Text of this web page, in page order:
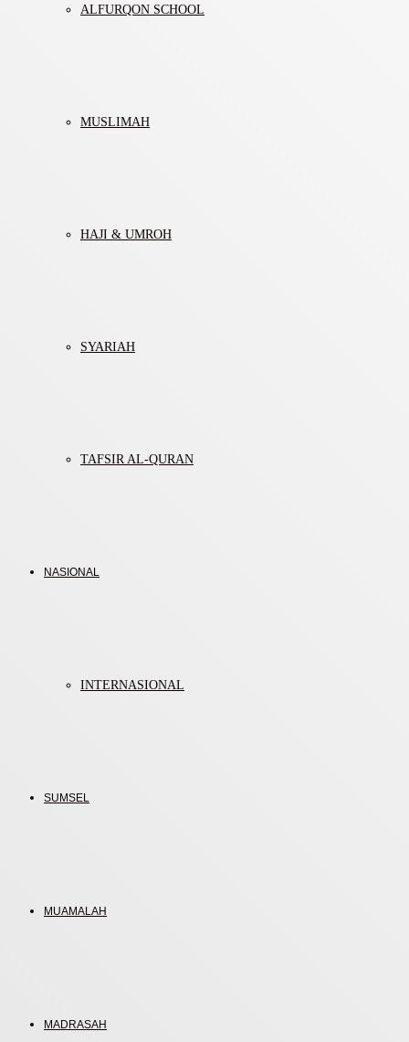
ALFURQON SCHOOL
MUSLIMAH
HAJI & UMROH
SYARIAH
TAFSIR AL-QURAN
NASIONAL
INTERNASIONAL
SUMSEL
MUAMALAH
MADRASAH